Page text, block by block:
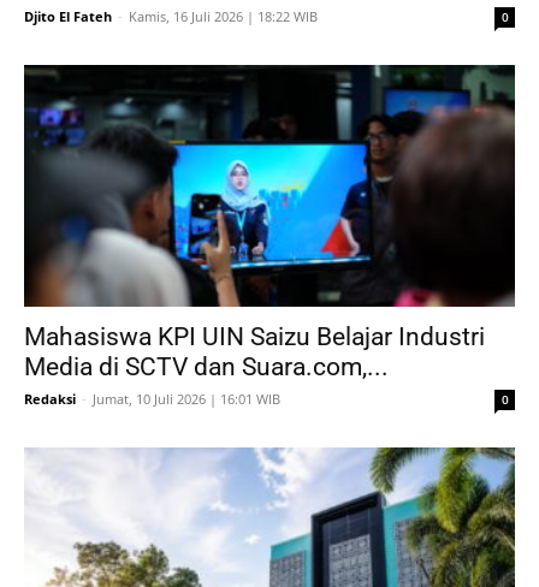
Djito El Fateh - Kamis, 16 Juli 2026 | 18:22 WIB 0
Mahasiswa KPI UIN Saizu Belajar Industri
Media di SCTV dan Suara.com,...
Redaksi - Jumat, 10 Juli 2026 | 16:01 WIB 0